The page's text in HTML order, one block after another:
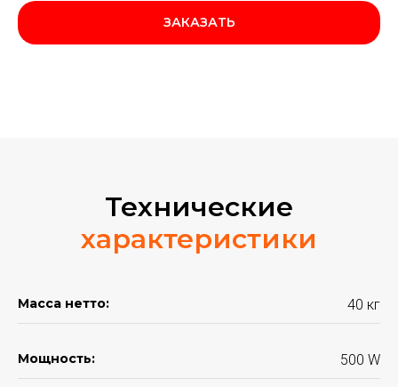
ЗАКАЗАТЬ
Технические
характеристики
Масса нетто: 40 кг
Мощность: 500 W